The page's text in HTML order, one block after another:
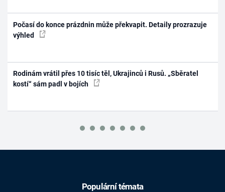
Počasí do konce prázdnin může překvapit. Detaily prozrazuje
výhled
Rodinám vrátil přes 10 tisíc těl, Ukrajinců i Rusů. „Sběratel
kostí“ sám padl v bojích
Populární témata